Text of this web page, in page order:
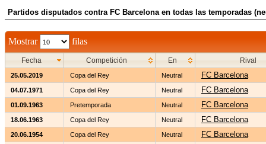
Partidos disputados contra FC Barcelona en todas las temporadas
Mostrar filas
Fecha Competición En Rival
25.05.2019 Copa del Rey Neutral FC Barcelona
04.07.1971 Copa del Rey Neutral FC Barcelona
01.09.1963 Pretemporada Neutral FC Barcelona
18.06.1963 Copa del Rey Neutral FC Barcelona
20.06.1954 Copa del Rey Neutral FC Barcelona